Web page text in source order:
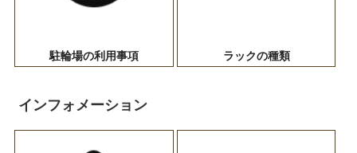
駐輪場の利用事項 ラックの種類
インフォメーション